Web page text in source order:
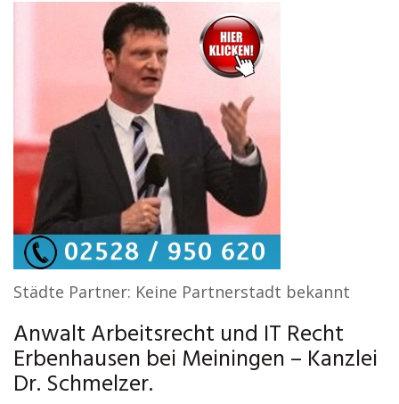
Städte Partner: Keine Partnerstadt bekannt
Anwalt Arbeitsrecht und IT Recht
Erbenhausen bei Meiningen – Kanzlei
Dr. Schmelzer.